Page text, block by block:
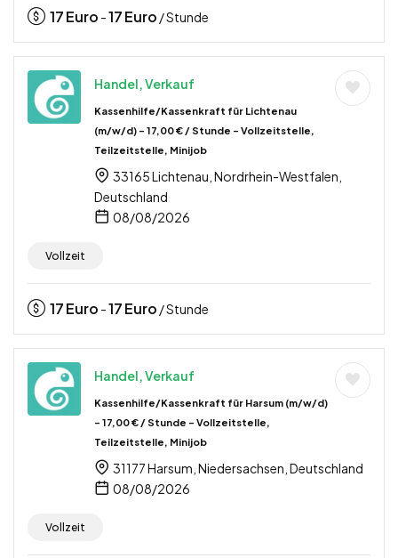
17Euro -17Euro / Stunde
Handel, Verkauf
Kassenhilfe/Kassenkraft für Lichtenau
(m/w/d) – 17,00 € / Stunde – Vollzeitstelle,
Teilzeitstelle, Minijob
33165 Lichtenau, Nordrhein-Westfalen,
Deutschland
08/08/2026
Vollzeit
17Euro -17Euro / Stunde
Handel, Verkauf
Kassenhilfe/Kassenkraft für Harsum (m/w/d)
– 17,00 € / Stunde – Vollzeitstelle,
Teilzeitstelle, Minijob
31177 Harsum, Niedersachsen, Deutschland
08/08/2026
Vollzeit